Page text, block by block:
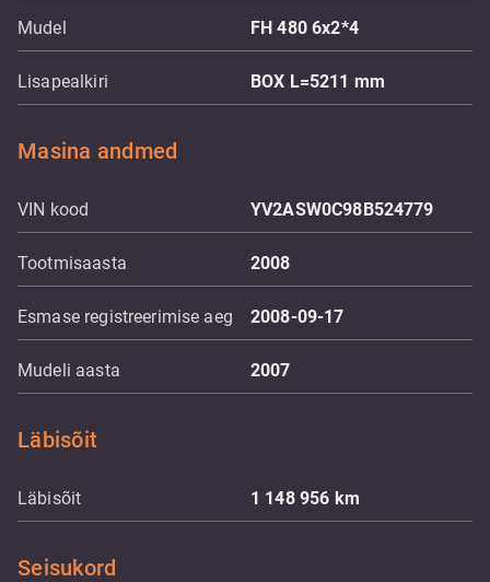
Mudel FH 480 6x2*4
Lisapealkiri BOX L=5211 mm
Masina andmed
VIN kood YV2ASW0C98B524779
Tootmisaasta 2008
Esmase registreerimise aeg 2008-09-17
Mudeli aasta 2007
Läbisõit
Läbisõit 1 148 956 km
Seisukord